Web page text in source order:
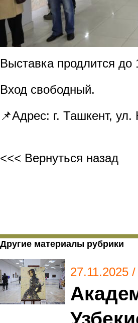
Выставка продлится до
Вход свободный.
📌Адрес: г. Ташкент,
<<< Вернуться назад
Другие материалы рубрики
27.11.2025 /